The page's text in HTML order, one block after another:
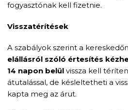
fogyasztónak kell fizetnie.
Visszatérítések
A szabályok szerint a
elállásról szóló értesítés
14 napon belül vissza kell
átutalással, de késleltetheti a
kapta meg az árut.